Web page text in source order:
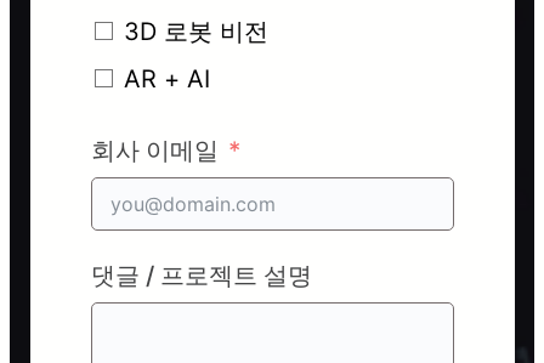
3D 로봇 비전
AR + AI
회사 이메일
댓글 / 프로젝트 설명